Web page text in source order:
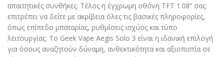
απαιτητικές συνθήκες. Τέλος η έγχρωμη οθόνη TFT 1.08” σας
επιτρέπει να δείτε με ακρίβεια όλες τις βασικές πληροφορίες,
όπως επίπεδο μπαταρίας, ρυθμίσεις ισχύος και τύπο
λειτουργίας. Το Geek Vape Aegis Solo 3 είναι η ιδανική επιλογή
για όσους αναζητούν δύναμη, ανθεκτικότητα και αξιοπιστία σε